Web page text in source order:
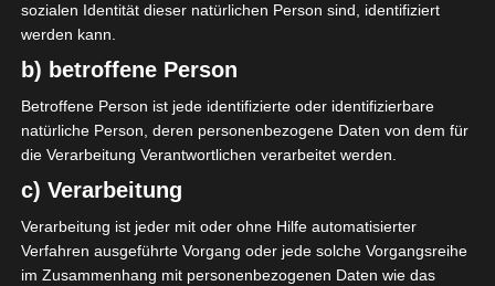
Gordon House, Barrow Street, Dublin, D04 E5W5, Ireland)
Google Adsense personenbezogene Daten erhoben,
verarbeitet und gespeichert. Welche Daten genau entnehmen
Sie bitte den Datenschutzbedingungen.
Google Adsense
Datenschutzbedingungen
sozialen Identität dieser natürlichen Person sind, identifiziert
werden kann.
b) betroffene Person
Betroffene Person ist jede identifizierte oder identifizierbare
natürliche Person, deren personenbezogene Daten von dem für
die Verarbeitung Verantwortlichen verarbeitet werden.
c) Verarbeitung
Verarbeitung ist jeder mit oder ohne Hilfe automatisierter
Verfahren ausgeführte Vorgang oder jede solche Vorgangsreihe
im Zusammenhang mit personenbezogenen Daten wie das